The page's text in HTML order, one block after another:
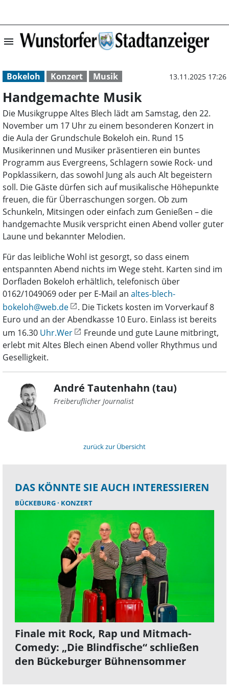
menu Handgemachte
Bokeloh Konzert Musik 13.11.2025 17:26
Handgemachte Musik
Die Musikgruppe Altes Blech lädt am Samstag, den 22.
November um 17 Uhr zu einem besonderen Konzert in
die Aula der Grundschule Bokeloh ein. Rund 15
Musikerinnen und Musiker präsentieren ein buntes
Programm aus Evergreens, Schlagern sowie Rock- und
Popklassikern, das sowohl Jung als auch Alt begeistern
soll. Die Gäste dürfen sich auf musikalische Höhepunkte
freuen, die für Überraschungen sorgen. Ob zum
Schunkeln, Mitsingen oder einfach zum Genießen – die
handgemachte Musik verspricht einen Abend voller guter
Laune und bekannter Melodien.
Für das leibliche Wohl ist gesorgt, so dass einem
entspannten Abend nichts im Wege steht. Karten sind im
Dorfladen Bokeloh erhältlich, telefonisch über
0162/1049069 oder per E-Mail an altes-blech-
bokeloh@web.de
. Die Tickets kosten im Vorverkauf 8
Euro und an der Abendkasse 10 Euro. Einlass ist bereits
um 16.30 Uhr.Wer
Freunde und gute Laune mitbringt,
erlebt mit Altes Blech einen Abend voller Rhythmus und
Geselligkeit.
André Tautenhahn (tau)
Freiberuflicher Journalist
zurück zur Übersicht
DAS KÖNNTE SIE AUCH INTERESSIEREN
BÜCKEBURG KONZERT
Finale mit Rock, Rap und Mitmach-
Comedy: „Die Blindfische“ schließen
den Bückeburger Bühnensommer